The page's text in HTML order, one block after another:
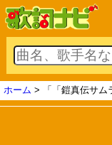
ホーム > 「「鎧真伝サム